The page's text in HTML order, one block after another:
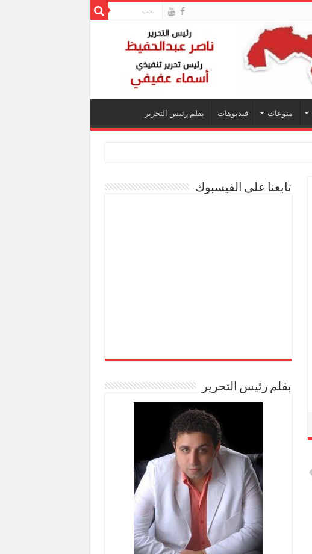
منوعات فيديوهات بقلم رئيس التحرير
تابعنا على الفيسبوك
بقلم رئيس التحرير